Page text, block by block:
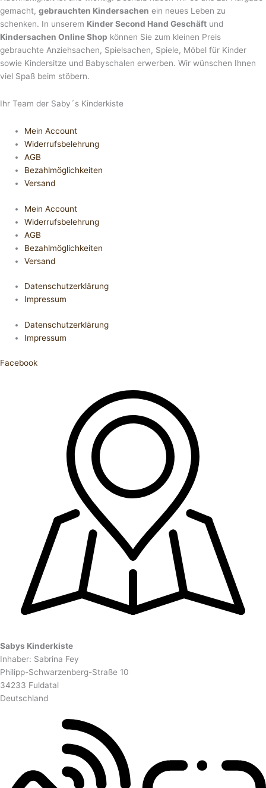
gemacht, gebrauchten Kindersachen ein neues Leben zu
schenken. In unserem Kinder Second Hand Geschäft und
Kindersachen Online Shop können Sie zum kleinen Preis
gebrauchte Anziehsachen, Spiel­sachen, Spiele, Möbel für Kinder
sowie Kindersitze und Babyschalen erwerben. Wir wünschen Ihnen
viel Spaß beim stöbern.
Ihr Team der Saby´s Kinderkiste
Mein Account
Widerrufsbelehrung
AGB
Bezahlmöglichkeiten
Versand
Mein Account
Widerrufsbelehrung
AGB
Bezahlmöglichkeiten
Versand
Datenschutzerklärung
Impressum
Datenschutzerklärung
Impressum
Facebook
Sabys Kinderkiste
Inhaber: Sabrina Fey
Philipp-Schwarzenberg-Straße 10
34233 Fuldatal
Deutschland